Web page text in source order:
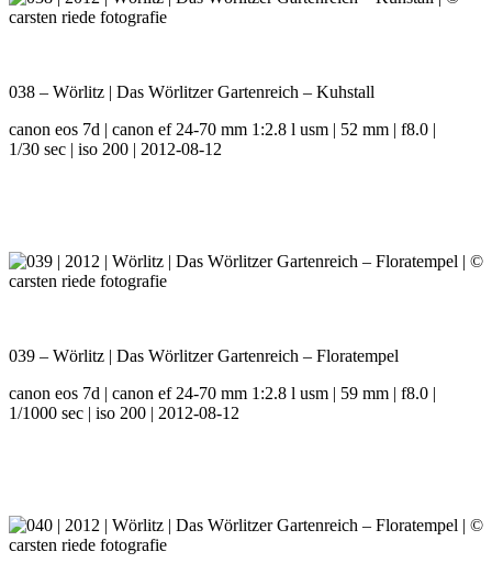
038 – Wörlitz | Das Wörlitzer Gartenreich – Kuhstall
canon eos 7d | canon ef 24-70 mm 1:2.8 l usm | 52 mm | f8.0 |
1/30 sec | iso 200 | 2012-08-12
039 – Wörlitz | Das Wörlitzer Gartenreich – Floratempel
canon eos 7d | canon ef 24-70 mm 1:2.8 l usm | 59 mm | f8.0 |
1/1000 sec | iso 200 | 2012-08-12